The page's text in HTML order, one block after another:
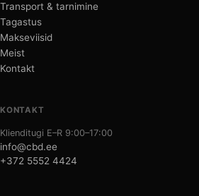
Transport & tarnimine
Tagastus
Makseviisid
Meist
Kontakt
KONTAKT
Klienditugi E–R 9:00–17:00
info@cbd.ee
+372 5552 4424